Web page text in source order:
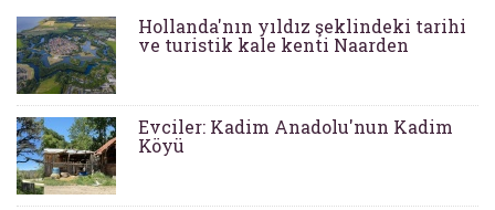
Hollanda'nın yıldız şeklindeki tarihi
ve turistik kale kenti Naarden
Evciler: Kadim Anadolu'nun Kadim
Köyü